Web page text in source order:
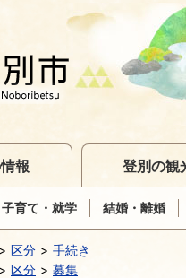
報
子育て・就学 結婚・離婚
登別の観
区分
手続き
区分
募集